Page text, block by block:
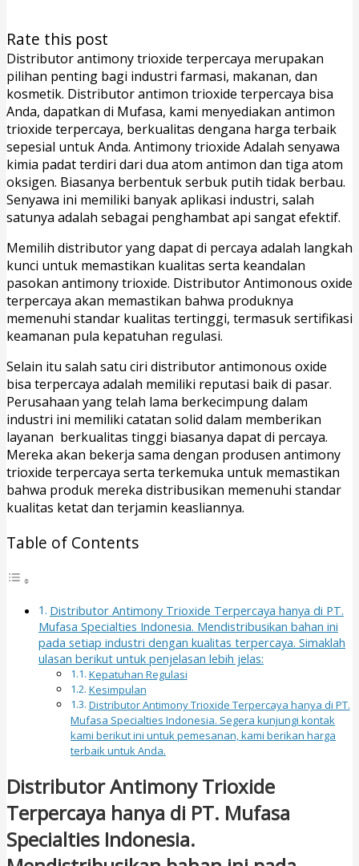
Rate this post
Distributor antimony trioxide terpercaya merupakan
pilihan penting bagi industri farmasi, makanan, dan
kosmetik. Distributor antimon trioxide terpercaya bisa
Anda, dapatkan di Mufasa, kami menyediakan antimon
trioxide terpercaya, berkualitas dengana harga terbaik
sepesial untuk Anda. Antimony trioxide Adalah senyawa
kimia padat terdiri dari dua atom antimon dan tiga atom
oksigen. Biasanya berbentuk serbuk putih tidak berbau.
Senyawa ini memiliki banyak aplikasi industri, salah
satunya adalah sebagai penghambat api sangat efektif.
Memilih distributor yang dapat di percaya adalah langkah
kunci untuk memastikan kualitas serta keandalan
pasokan antimony trioxide. Distributor Antimonous oxide
terpercaya akan memastikan bahwa produknya
memenuhi standar kualitas tertinggi, termasuk sertifikasi
keamanan pula kepatuhan regulasi.
Selain itu salah satu ciri distributor antimonous oxide
bisa terpercaya adalah memiliki reputasi baik di pasar.
Perusahaan yang telah lama berkecimpung dalam
industri ini memiliki catatan solid dalam memberikan
layanan berkualitas tinggi biasanya dapat di percaya.
Mereka akan bekerja sama dengan produsen antimony
trioxide terpercaya serta terkemuka untuk memastikan
bahwa produk mereka distribusikan memenuhi standar
kualitas ketat dan terjamin keasliannya.
Table of Contents
Distributor Antimony Trioxide Terpercaya hanya di PT.
Mufasa Specialties Indonesia. Mendistribusikan bahan ini
pada setiap industri dengan kualitas terpercaya. Simaklah
ulasan berikut untuk penjelasan lebih jelas:
Kepatuhan Regulasi
Kesimpulan
Distributor Antimony Trioxide Terpercaya hanya di PT.
Mufasa Specialties Indonesia. Segera kunjungi kontak
kami berikut ini untuk pemesanan, kami berikan harga
terbaik untuk Anda.
Distributor Antimony Trioxide
Terpercaya hanya di PT. Mufasa
Specialties Indonesia.